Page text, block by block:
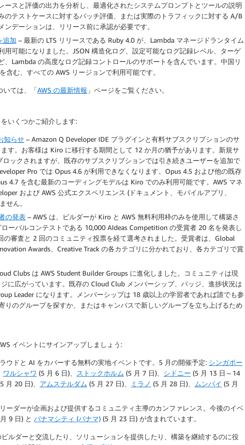
ースと評価の出力を分析し、最適化されたシステムプロンプトとツールの説明
のテストケースに対するバッチ評価、または実際のトラフィックに対する A/B
デーションは、リリース前に承認が必要です。
追加 – 最新の LTS リリースである Ruby 4.0 が、Lambda マネージドランタイム
用可能になりました。JSON 構造化ログ、設定可能なログ記録レベル、ターゲ
、Lambda の高度なログ記録コントロールのサポートを含んでいます。中国リ
含む、すべての AWS リージョンで利用可能です。
いては、「AWS の最新情報 」ページをご覧ください。
いくつかご紹介します:
知らせ – Amazon Q Developer IDE プラグインと有料サブスクリプションのサ
す。お客様は Kiro に移行する期間として 12 か月の猶予があります。新規サ
ックされますが、既存のサブスクリプションでは引き続きユーザーを追加で
Pro では Opus 4.6 が利用できなくなります。Opus 4.5 および他の既存
4.7 を含む最新のコーディングモデルは Kiro でのみ利用可能です。AWS マネ
および AWS 公式エクスペリエンス (ドキュメント、モバイルアプリ、
せん。
の発表 – AWS は、ビルダーが Kiro と AWS 無料利用枠のみを使用して構築さ
ーバルコンテストである 10,000 AIdeas Competition の受賞者 20 名を発表し
の審査と 2 回のコミュニティ投票を経て選考されました。受賞者は、Global
Awards、Creative Track の各カテゴリに分かれており、各カテゴリで賞
Clubs は AWS Student Builder Groups に進化しました。コミュニティは現
に広がっています。既存の Cloud Club メンバーシップ、バッジ、進捗状況は
Leader になります。メンバーシップは 18 歳以上の学習者であれば誰でも参
りのグループを探すか、またはキャンパスで新しいグループを立ち上げるため
イベントにサインアップしましょう:
ウドと AI をカバーする無料の実地イベントです。5 月の開催予定: シンガポー
ワルシャワ (5 月 6 日)、 ストックホルム (5 月 7 日)、 シドニー (5 月 13 日～14
月 20 日)、 アムステルダム (5 月 27 日)、 ミラノ (5 月 28 日)、 ムンバイ (5 月
ーダーが企画および提供するコミュニティ主導のカンファレンス。今後のイベ
9 日) と パナマシティ (パナマ) (5 月 23 日) が含まれています。
ルダーと交流したり、ソリューションを提供したり、構築を継続するのに役